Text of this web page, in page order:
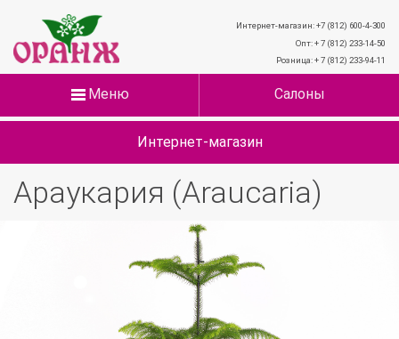
Интернет-магазин: +7 (812) 600-4-300
Опт: + 7 (812) 233-14-50
Розница: + 7 (812) 233-94-11
Меню Салоны
Интернет-магазин
Араукария (Araucaria)